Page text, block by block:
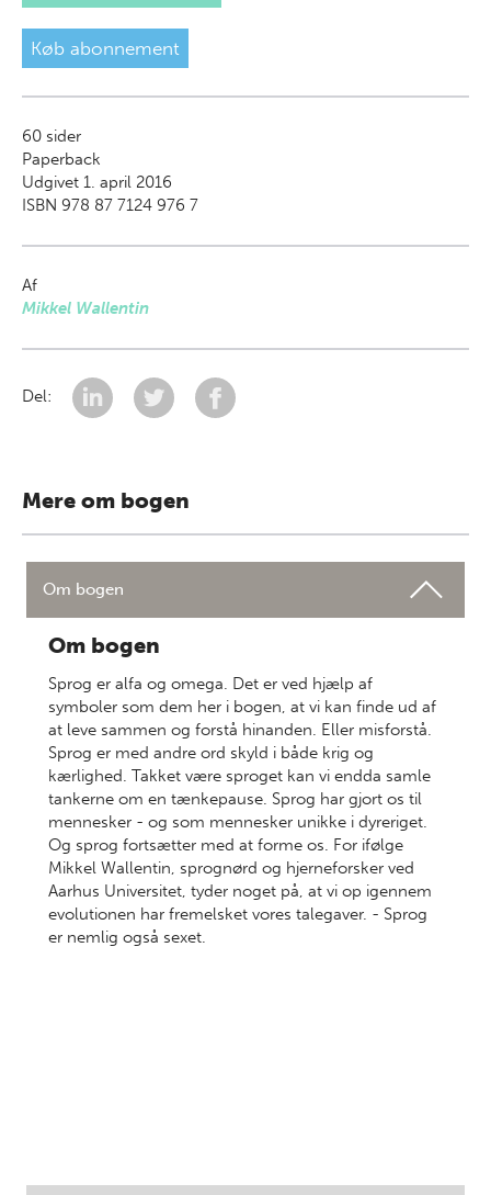
Køb abonnement
60 sider
Paperback
Udgivet 1. april 2016
ISBN 978 87 7124 976 7
Af
Mikkel Wallentin
Del:
Mere om bogen
Om bogen
Om bogen
Sprog er alfa og omega. Det er ved hjælp af
symboler som dem her i bogen, at vi kan finde ud af
at leve sammen og forstå hinanden. Eller misforstå.
Sprog er med andre ord skyld i både krig og
kærlighed. Takket være sproget kan vi endda samle
tankerne om en tænkepause. Sprog har gjort os til
mennesker - og som mennesker unikke i dyreriget.
Og sprog fortsætter med at forme os. For ifølge
Mikkel Wallentin, sprognørd og hjerneforsker ved
Aarhus Universitet, tyder noget på, at vi op igennem
evolutionen har fremelsket vores talegaver. - Sprog
er nemlig også sexet.